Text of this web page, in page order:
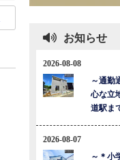
お知らせ